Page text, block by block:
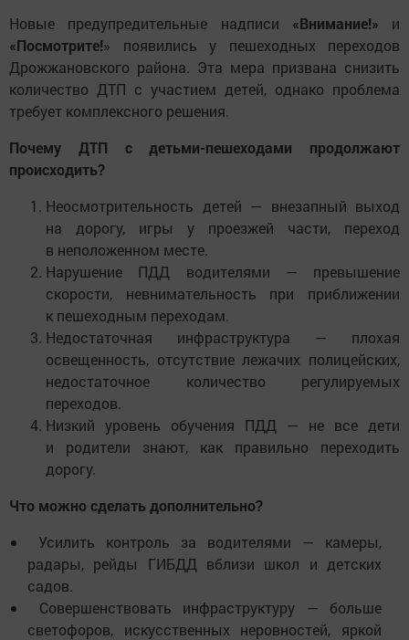
Новые предупредительные надписи «Внимание!» и
«Посмотрите!» появились у пешеходных переходов
Дрожжановского района. Эта мера призвана снизить
количество ДТП с участием детей, однако проблема
требует комплексного решения.
Почему ДТП с детьми-пешеходами продолжают
происходить?
Неосмотрительность детей — внезапный выход
на дорогу, игры у проезжей части, переход
в неположенном месте.
Нарушение ПДД водителями — превышение
скорости, невнимательность при приближении
к пешеходным переходам.
Недостаточная инфраструктура — плохая
освещенность, отсутствие лежачих полицейских,
недостаточное количество регулируемых
переходов.
Низкий уровень обучения ПДД — не все дети
и родители знают, как правильно переходить
дорогу.
Что можно сделать дополнительно?
Усилить контроль за водителями — камеры,
радары, рейды ГИБДД вблизи школ и детских
садов.
Совершенствовать инфраструктуру — больше
светофоров, искусственных неровностей, яркой